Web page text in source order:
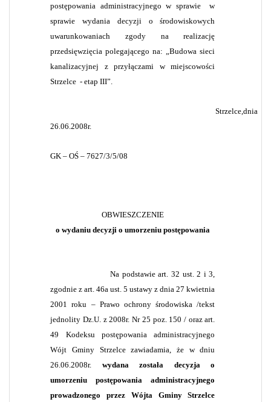
postępowania administracyjnego w sprawie
w
sprawie wydania decyzji o środowiskowych
uwarunkowaniach zgody na realizację
przedsięwzięcia polegającego na: „Budowa sieci
kanalizacyjnej z przyłączami w miejscowości
Strzelce - etap III”.
Strzelce,dnia
26.06.2008r.
GK – OŚ – 7627/3/5/08
OBWIESZCZENIE
o wydaniu decyzji o umorzeniu postępowania
Na podstawie art. 32 ust. 2 i 3,
zgodnie z art. 46a ust. 5 ustawy z dnia 27 kwietnia
2001 roku – Prawo ochrony środowiska /tekst
jednolity Dz.U. z 2008r. Nr 25 poz. 150/ oraz art.
49 Kodeksu postępowania administracyjnego
Wójt Gminy Strzelce zawiadamia, że w dniu
26.06.2008r. wydana została decyzja o
umorzeniu postępowania administracyjnego
prowadzonego przez Wójta Gminy Strzelce